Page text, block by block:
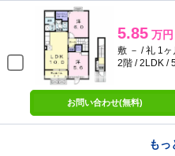
5.85 万円
敷 － / 礼 1ヶ
2階 / 2LDK /
お問い合わせ(無料)
もっ